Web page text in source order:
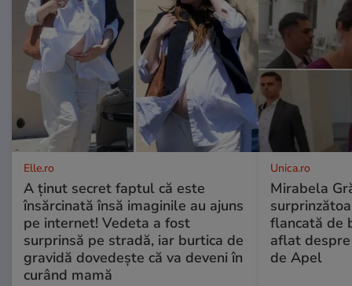
Elle.ro
A ținut secret faptul că este
însărcinată însă imaginile au ajuns
pe internet! Vedeta a fost
surprinsă pe stradă, iar burtica de
gravidă dovedește că va deveni în
curând mamă
Unica.ro
Mirabela
flancată de
aflat
de Apel